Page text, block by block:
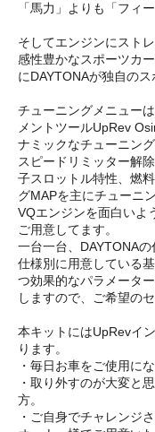
「馬力」よりも「フィー
そしてエンジンにスト
感性豊かなスポーツカ
にDAYTONAが独自の
チューニングメニュー
メントツールUpRev
ナミックなチューニング
スピードリミッター解
子スロットル特性、燃
グMAPを主にチューニ
VQエンジンを面白いよ
ご用意してます。
一台一台、DAYTONAの
仕様別に用意している
つ効果的なパラメータ
しますので、ご希望の
本キットにはUpRevイ
ります。
・毎日お車をご使用に
・取り外すのが大変と
方。
・ご自身でチャレンジ